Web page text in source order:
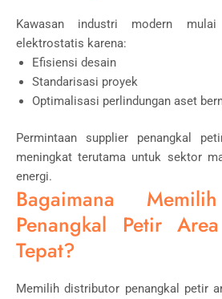
Kawasan industri modern
elektrostatis karena:
Efisiensi desain
Standarisasi proyek
Optimalisasi perlindungan aset
Permintaan supplier penangkal
meningkat terutama untuk sektor
energi.
Bagaimana
Penangkal Petir
Tepat?
Memilih distributor penangkal petir